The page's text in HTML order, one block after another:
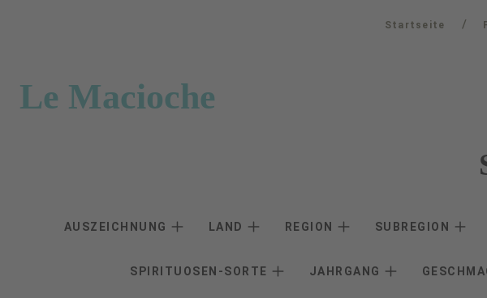
Startseite /
Le Macioche
AUSZEICHNUNG LAND REGION SUBREGION
SPIRITUOSEN-SORTE JAHRGANG